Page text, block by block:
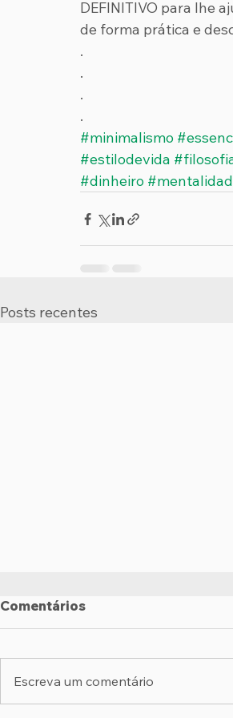
DEFINITIVO para lhe
de forma prática e
.
.
.
.
#minimalismo
#estilodevida
#dinheiro
Posts recentes
Comentários
Escreva um comentário